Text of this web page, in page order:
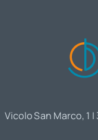
Vicolo San Marco, 1